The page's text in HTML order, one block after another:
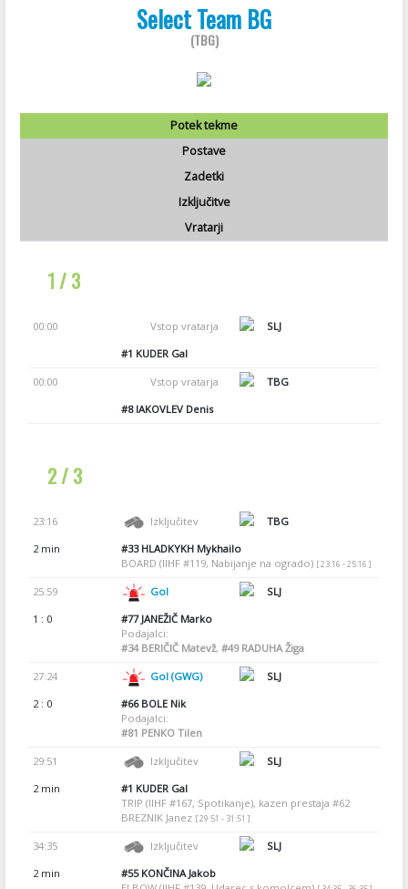
Select Team BG
(TBG)
Potek tekme
Postave
Zadetki
Izključitve
Vratarji
1 / 3
00:00 Vstop vratarja
SLJ
#1 KUDER Gal
00:00 Vstop vratarja
TBG
#8IAKOVLEV Denis
2 / 3
23:16 Izključitev
TBG
2 min
#33HLADKYKH Mykhailo
BOARD (IIHF #119, Nabijanje na ogrado) [ 23:16 - 25:16 ]
25:59 Gol
SLJ
1 : 0
#77JANEŽIČ Marko
Podajalci:
#34BERIČIČ Matevž, #49RADUHA Žiga
27:24 Gol (GWG)
SLJ
2 : 0
#66BOLE Nik
Podajalci:
#81 PENKO Tilen
29:51 Izključitev
SLJ
2 min
#1 KUDER Gal
TRIP (IIHF #167, Spotikanje), kazen prestaja #62
BREZNIK Janez [ 29:51 - 31:51 ]
34:35 Izključitev
SLJ
2 min
#55KONČINA Jakob